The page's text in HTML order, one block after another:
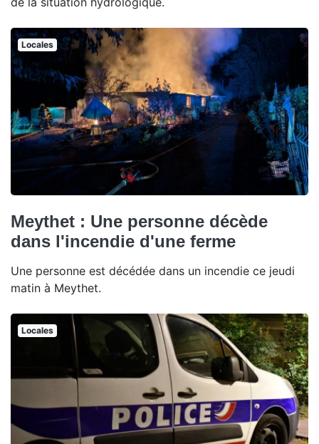
Locales
Meythet : Une personne décède
dans l'incendie d'une ferme
Une personne est décédée dans un incendie ce jeudi
matin à Meythet.
Locales